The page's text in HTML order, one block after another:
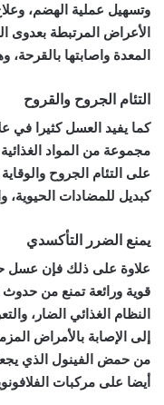
وتسهيل عملية الهضم،
الأعراض المرتبطة بعدوى
المعدة واصابتها
التئام الجروح والقروح
كما يفيد العسل كثيرا في
مجموعة من المواد
على التئام الجروح
كبديل للمضادات الحيوية،
يمنع الضرر التأكسدي
علاوة على ذلك فإن عسل
قوية ورائعة تمنع من حدوث
النظام الغذائي الضار،
إلى الإصابة بالأمراض
من حمض الفينول الذي
أيضا على مركبات